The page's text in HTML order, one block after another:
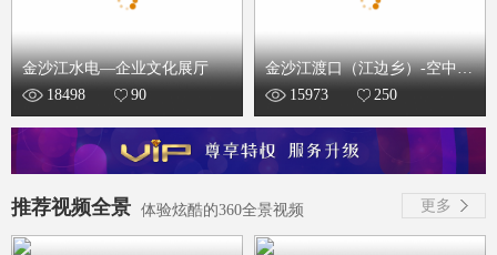
金沙江水电—企业文化展厅
18498
90
金沙江渡口（江边乡）-空中全
景 15973 250
推荐视频全景 体验炫酷的360全景视频 更多